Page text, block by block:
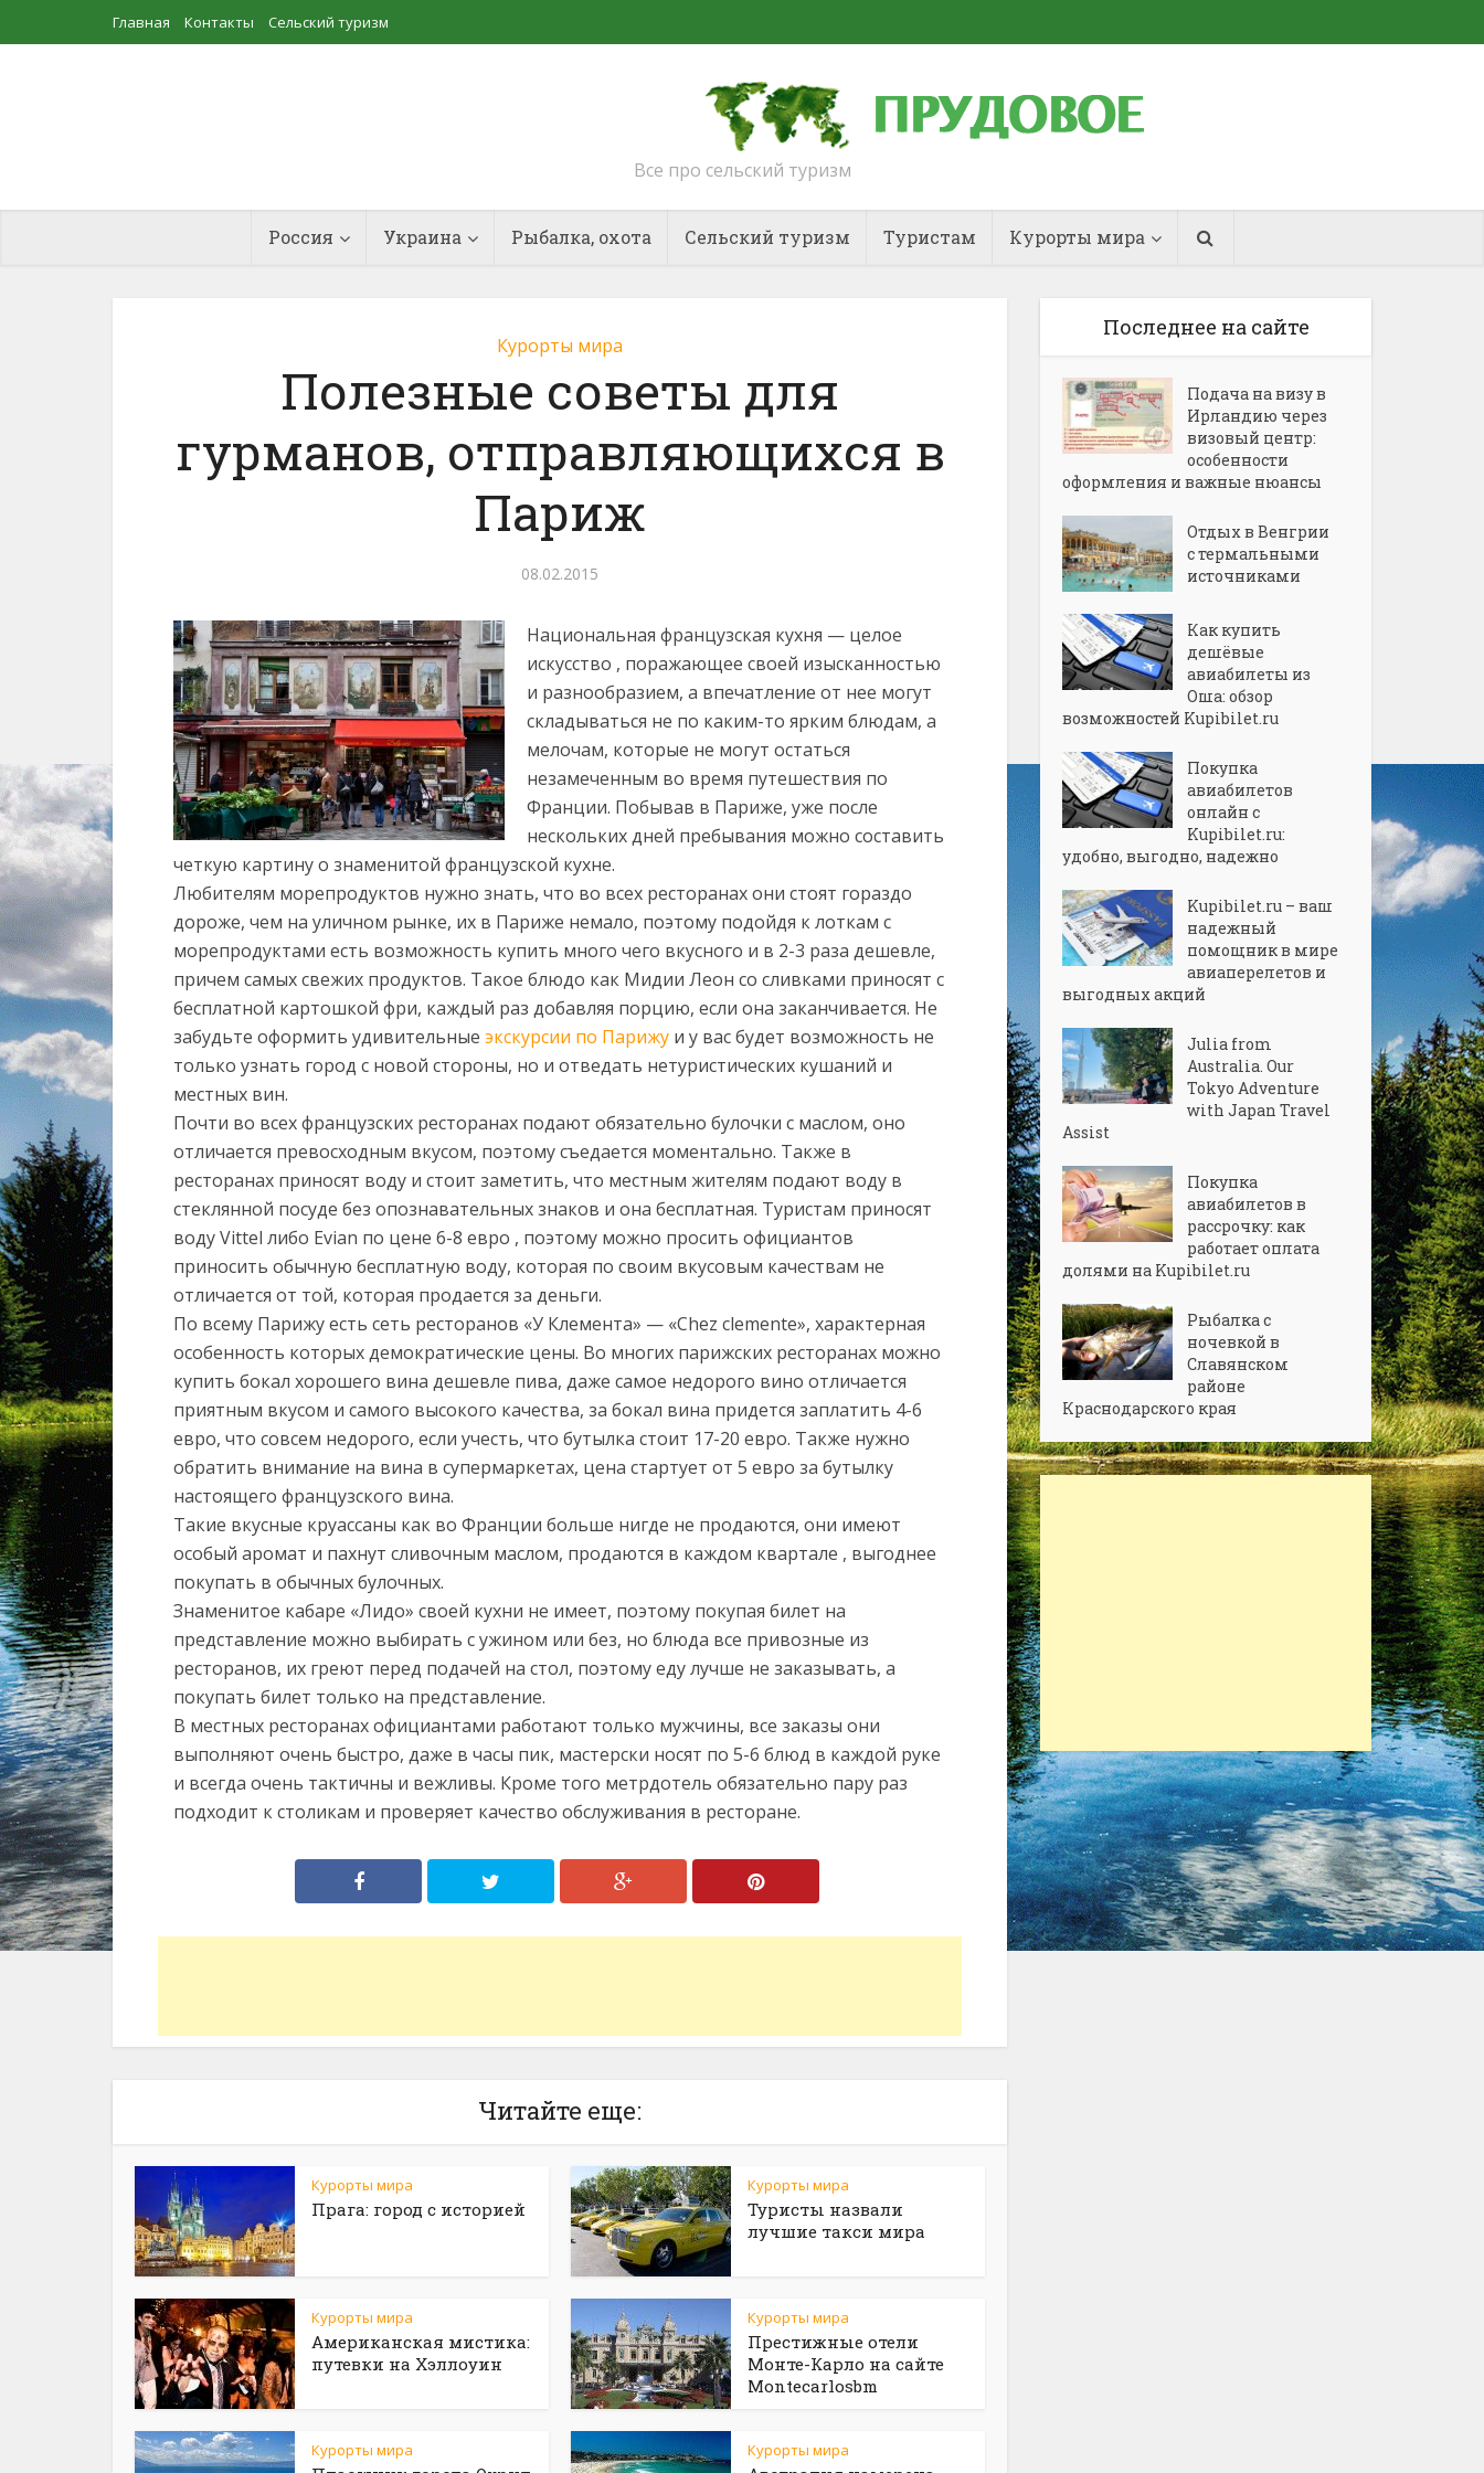
Главная Контакты Сельский туризм
Все про сельский туризм
Россия Украина Рыбалка, охота Сельский туризм Туристам Курорты мира
Курорты мира
Полезные советы для
гурманов, отправляющихся в
Париж
08.02.2015
Национальная французская кухня — целое
искусство , поражающее своей изысканностью
и разнообразием, а впечатление от нее могут
складываться не по каким-то ярким блюдам, а
мелочам, которые не могут остаться
незамеченным во время путешествия по
Франции. Побывав в Париже, уже после
нескольких дней пребывания можно составить
четкую картину о знаменитой французской кухне.
Любителям морепродуктов нужно знать, что во всех ресторанах они стоят гораздо
дороже, чем на уличном рынке, их в Париже немало, поэтому подойдя к лоткам с
морепродуктами есть возможность купить много чего вкусного и в 2-3 раза дешевле,
причем самых свежих продуктов. Такое блюдо как Мидии Леон со сливками приносят с
бесплатной картошкой фри, каждый раз добавляя порцию, если она заканчивается. Не
забудьте оформить удивительные экскурсии по Парижу и у вас будет возможность не
только узнать город с новой стороны, но и отведать нетуристических кушаний и
местных вин.
Почти во всех французских ресторанах подают обязательно булочки с маслом, оно
отличается превосходным вкусом, поэтому съедается моментально. Также в
ресторанах приносят воду и стоит заметить, что местным жителям подают воду в
стеклянной посуде без опознавательных знаков и она бесплатная. Туристам приносят
воду Vittel либо Evian по цене 6-8 евро , поэтому можно просить официантов
приносить обычную бесплатную воду, которая по своим вкусовым качествам не
отличается от той, которая продается за деньги.
По всему Парижу есть сеть ресторанов «У Клемента» — «Chez clemente», характерная
особенность которых демократические цены. Во многих парижских ресторанах можно
купить бокал хорошего вина дешевле пива, даже самое недорого вино отличается
приятным вкусом и самого высокого качества, за бокал вина придется заплатить 4-6
евро, что совсем недорого, если учесть, что бутылка стоит 17-20 евро. Также нужно
обратить внимание на вина в супермаркетах, цена стартует от 5 евро за бутылку
настоящего французского вина.
Такие вкусные круассаны как во Франции больше нигде не продаются, они имеют
особый аромат и пахнут сливочным маслом, продаются в каждом квартале , выгоднее
покупать в обычных булочных.
Знаменитое кабаре «Лидо» своей кухни не имеет, поэтому покупая билет на
представление можно выбирать с ужином или без, но блюда все привозные из
ресторанов, их греют перед подачей на стол, поэтому еду лучше не заказывать, а
покупать билет только на представление.
В местных ресторанах официантами работают только мужчины, все заказы они
выполняют очень быстро, даже в часы пик, мастерски носят по 5-6 блюд в каждой руке
и всегда очень тактичны и вежливы. Кроме того метрдотель обязательно пару раз
подходит к столикам и проверяет качество обслуживания в ресторане.
Читайте еще:
Курорты мира
Прага: город с историей
Курорты мира
Туристы назвали
лучшие такси мира
Курорты мира
Американская мистика:
путевки на Хэллоуин
Курорты мира
Престижные отели
Монте-Карло на сайте
Мontecarlosbm
Курорты мира Курорты мира
Последнее на сайте
Подача на визу в
Ирландию через
визовый центр:
особенности
оформления и важные нюансы
Отдых в Венгрии
с термальными
источниками
Как купить
дешёвые
авиабилеты из
Оша: обзор
возможностей Kupibilet.ru
Покупка
авиабилетов
онлайн с
Kupibilet.ru:
удобно, выгодно, надежно
Kupibilet.ru – ваш
надежный
помощник в мире
авиаперелетов и
выгодных акций
Julia from
Australia. Our
Tokyo Adventure
with Japan Travel
Assist
Покупка
авиабилетов в
рассрочку: как
работает оплата
долями на Kupibilet.ru
Рыбалка с
ночевкой в
Славянском
районе
Краснодарского края